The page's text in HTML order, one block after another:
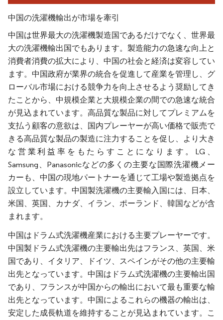
中国の洗濯機輸出が市場を牽引
中国は世界最大の洗濯機製造国であるだけでなく、世界最
大の洗濯機輸出国でもあります。製造能力の急速な向上と
消費者消費の拡大により、中国の社会と経済は変容してい
ます。中国政府が業界の統合を促進して産業を管理し、グ
ローバル市場における競争力を向上させるよう奨励してき
たことから、中規模企業と大規模企業の間での急速な統合
が見込まれています。高品質な製品に対してプレミアムを
支払う顧客の意欲は、国内プレーヤーが高い価格で販売で
きる高品質な製品の製造に注力することを促し、より大き
な営業利益率をもたらすことになります。LG、
Samsung、Panasonicなどの多くの主要な国際洗濯機メー
カーも、中国の現地パートナーを通じて工場や製造拠点を
設立しています。中国製洗濯機の主要輸入国には、日本、
米国、英国、カナダ、イラン、ポーランド、韓国などが含
まれます。
中国はドラム式洗濯機産業における主要プレーヤーです。
中国製ドラム式洗濯機の主要輸出先はフランス、英国、米
国であり、イタリア、ドイツ、スペインがその他の主要輸
出先となっています。中国はドラム式洗濯機の主要輸出国
であり、フランスが中国からの輸出において最も重要な輸
出先となっています。中国によるこれらの機器の輸出は、
安定した成長軌道を維持することが見込まれています。こ